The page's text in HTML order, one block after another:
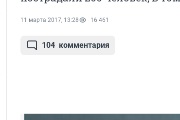
11 марта 2017, 13:28 16 461
104 комментария